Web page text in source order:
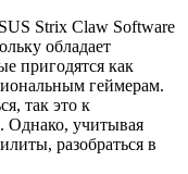
Strix Claw Software
обладает
пригодятся как
геймерам.
так это к
Однако, учитывая
разобраться в